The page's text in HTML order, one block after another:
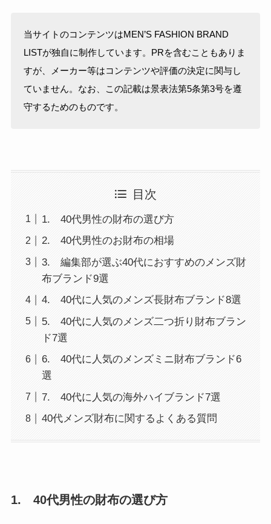
当サイトのコンテンツはMEN’S FASHION BRAND
LISTが独自に制作しています。PRを含むこともありま
すが、メーカー等はコンテンツや評価の決定に関与し
ていません。なお、この記載は景表法第5条第3号を遵
守するためのものです。
目次
1. 40代男性の財布の選び方
2. 40代男性のお財布の相場
3. 編集部が選ぶ40代におすすめのメンズ財
布ブランド9選
4. 40代に人気のメンズ長財布ブランド8選
5. 40代に人気のメンズ二つ折り財布ブラン
ド7選
6. 40代に人気のメンズミニ財布ブランド6
選
7. 40代に人気の海外ハイブランド7選
40代メンズ財布に関するよくある質問
1. 40代男性の財布の選び方